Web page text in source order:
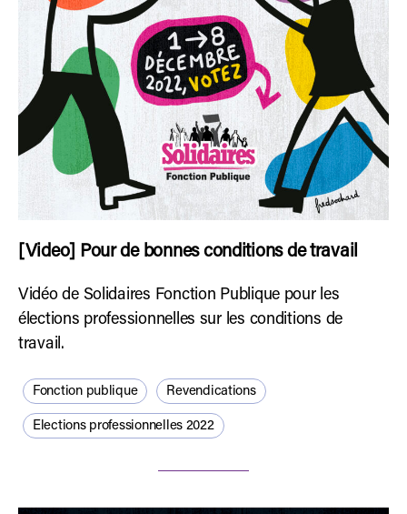
[Video] Pour de bonnes conditions de travail
Vidéo de Solidaires Fonction Publique pour les
élections professionnelles sur les conditions de
travail.
Fonction publique Revendications
Elections professionnelles 2022